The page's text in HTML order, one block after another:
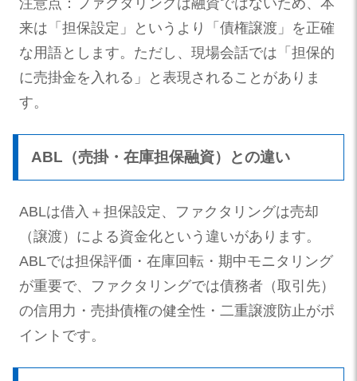
注意点：ファクタリングは融資ではないため、本
来は「担保設定」というより「債権譲渡」を正確
な用語とします。ただし、現場会話では「担保的
に売掛金を入れる」と表現されることがありま
す。
ABL（売掛・在庫担保融資）との違い
ABLは借入＋担保設定、ファクタリングは売却
（譲渡）による資金化という違いがあります。
ABLでは担保評価・在庫回転・期中モニタリング
が重要で、ファクタリングでは債務者（取引先）
の信用力・売掛債権の健全性・二重譲渡防止がポ
イントです。